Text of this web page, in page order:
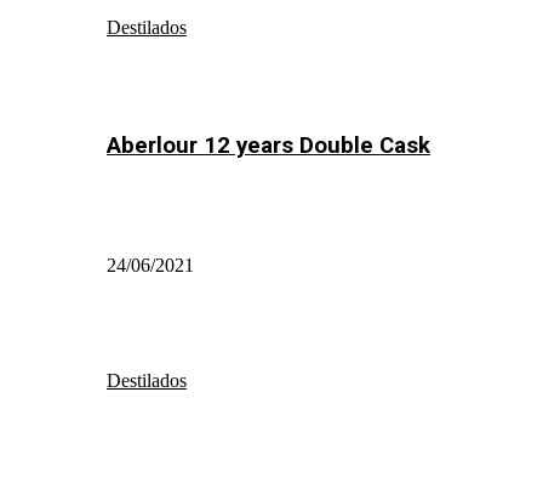
Destilados
Aberlour 12 years Double Cask
24/06/2021
Destilados